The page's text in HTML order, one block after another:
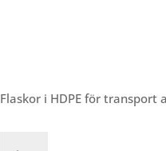
Flaskor i HDPE för